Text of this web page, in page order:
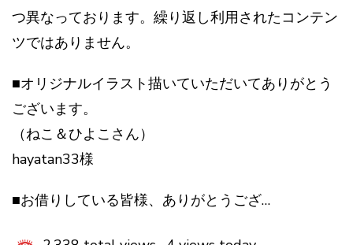
つ異なっております。繰り返し利用されたコンテン
ツではありません。
■オリジナルイラスト描いていただいてありがとう
ございます。
（ねこ＆ひよこさん）
hayatan33様
■お借りしている皆様、ありがとうござ…